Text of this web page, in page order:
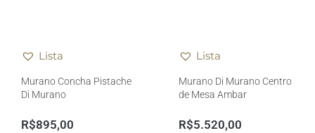
Lista
Murano Concha Pistache
Di Murano
R$895,00
Lista
Murano Di Murano Centro
de Mesa Ambar
R$5.520,00